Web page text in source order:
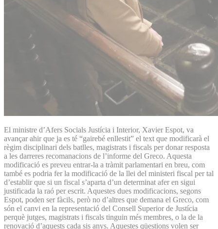
El ministre d’Afers Socials Justícia i Interior, Xavier Espot, va
avançar ahir que ja es té “gairebé enllestit” el text que modificarà el
règim disciplinari dels batlles, magistrats i fiscals per donar resposta
a les darreres recomanacions de l’informe del Greco. Aquesta
modificació es preveu entrar-la a tràmit parlamentari en breu, com
també es podria fer la modificació de la llei del ministeri fiscal per tal
d’establir que si un fiscal s’aparta d’un determinat afer en sigui
justificada la raó per escrit. Aquestes dues modificacions, segons
Espot, poden ser fàcils, però no d’altres que demana el Greco, com
són el canvi en la representació del Consell Superior de Justícia
perquè jutges, magistrats i fiscals tinguin més membres, o la de la
renovació d’aquests cada sis anys. Aquestes qüestions volen ser